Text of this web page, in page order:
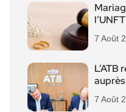
7 Août
7 Août